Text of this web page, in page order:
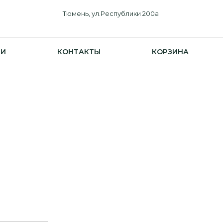
Тюмень, ул.Республики 200а
КОНТАКТЫ КОРЗИНА